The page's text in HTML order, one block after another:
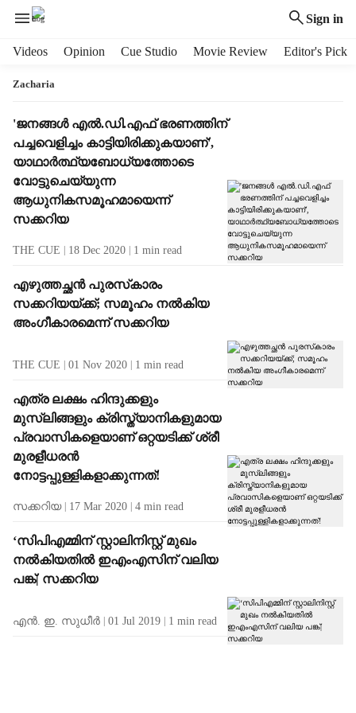
Sign in
Videos Opinion Cue Studio Movie Review Editor's Pick
Zacharia
T
a
g
R
u
l
s
'ജനങ്ങള്‍ എല്‍.ഡി.എഫ് ഭരണത്തിന്
പച്ചവെളിച്ചം കാട്ടിയിരിക്കുകയാണ്',
യാഥാര്‍ത്ഥ്യബോധ്യത്തോടെ
വോട്ടുചെയ്യുന്ന
ആധുനികസമൂഹമായെന്ന്
സക്കറിയ
THE CUE 18 Dec 2020 1 min read
എഴുത്തച്ഛന്‍ പുരസ്‌കാരം
സക്കറിയയ്ക്ക്; സമൂഹം നല്‍കിയ
അംഗീകാരമെന്ന് സക്കറിയ
THE CUE 01 Nov 2020 1 min read
എത്ര ലക്ഷം ഹിന്ദുക്കളും
മുസ്ലിങ്ങളും ക്രിസ്ത്യാനികളുമായ
പ്രവാസികളെയാണ് ഒറ്റയടിക്ക് ശ്രീ
മുരളീധരന്‍
നോട്ടപ്പുള്ളികളാക്കുന്നത്!
സക്കറിയ 17 Mar 2020 4 min read
‘സിപിഎമ്മിന് സ്റ്റാലിനിസ്റ്റ് മുഖം
നല്‍കിയതില്‍ ഇഎംഎസിന് വലിയ
പങ്ക്| സക്കറിയ
എന്‍. ഇ. സുധീര്‍ 01 Jul 2019 1 min read